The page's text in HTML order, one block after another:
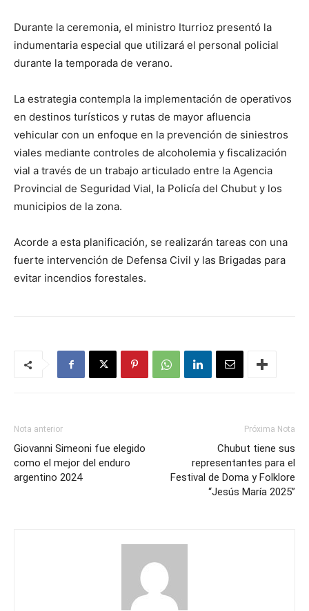
Durante la ceremonia, el ministro Iturrioz presentó la
indumentaria especial que utilizará el personal policial
durante la temporada de verano.
La estrategia contempla la implementación de operativos
en destinos turísticos y rutas de mayor afluencia
vehicular con un enfoque en la prevención de siniestros
viales mediante controles de alcoholemia y fiscalización
vial a través de un trabajo articulado entre la Agencia
Provincial de Seguridad Vial, la Policía del Chubut y los
municipios de la zona.
Acorde a esta planificación, se realizarán tareas con una
fuerte intervención de Defensa Civil y las Brigadas para
evitar incendios forestales.
Nota anterior
Giovanni Simeoni fue elegido
como el mejor del enduro
argentino 2024
Próxima Nota
Chubut tiene sus
representantes para el
Festival de Doma y Folklore
“Jesús María 2025”